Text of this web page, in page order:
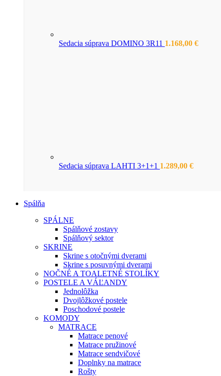
Sedacia súprava DOMINO 3R11 1.168,00 €
Sedacia súprava LAHTI 3+1+1 1.289,00 €
Spálňa
SPÁLNE
Spálňové zostavy
Spálňový sektor
SKRINE
Skrine s otočnými dverami
Skrine s posuvnými dverami
NOČNÉ A TOALETNÉ STOLÍKY
POSTELE A VÁĽANDY
Jednolôžka
Dvojlôžkové postele
Poschodové postele
KOMODY
MATRACE
Matrace penové
Matrace pružinové
Matrace sendvičové
Doplnky na matrace
Rošty